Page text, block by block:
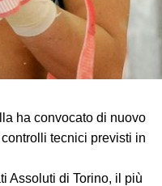
ha convocato di nuovo
tecnici previsti in
Assoluti di Torino, il più